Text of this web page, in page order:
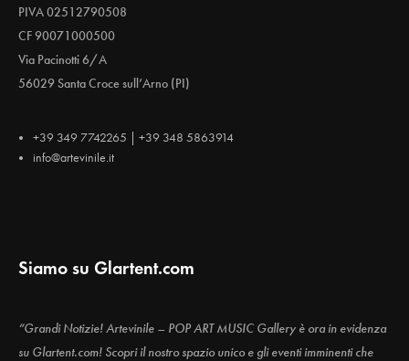
PIVA 02512790508
CF 90071000500
Via Pacinotti 6/A
56029 Santa Croce sull’Arno (PI)
+39 349 7742265 | +39 348 5863914
info@artevinile.it
Siamo su Glartent.com
“Grandi Notizie! Artevinile – POP ART MUSIC Gallery è ora in evidenza
su Glartent.com! Scopri il nostro spazio unico e gli eventi imminenti che